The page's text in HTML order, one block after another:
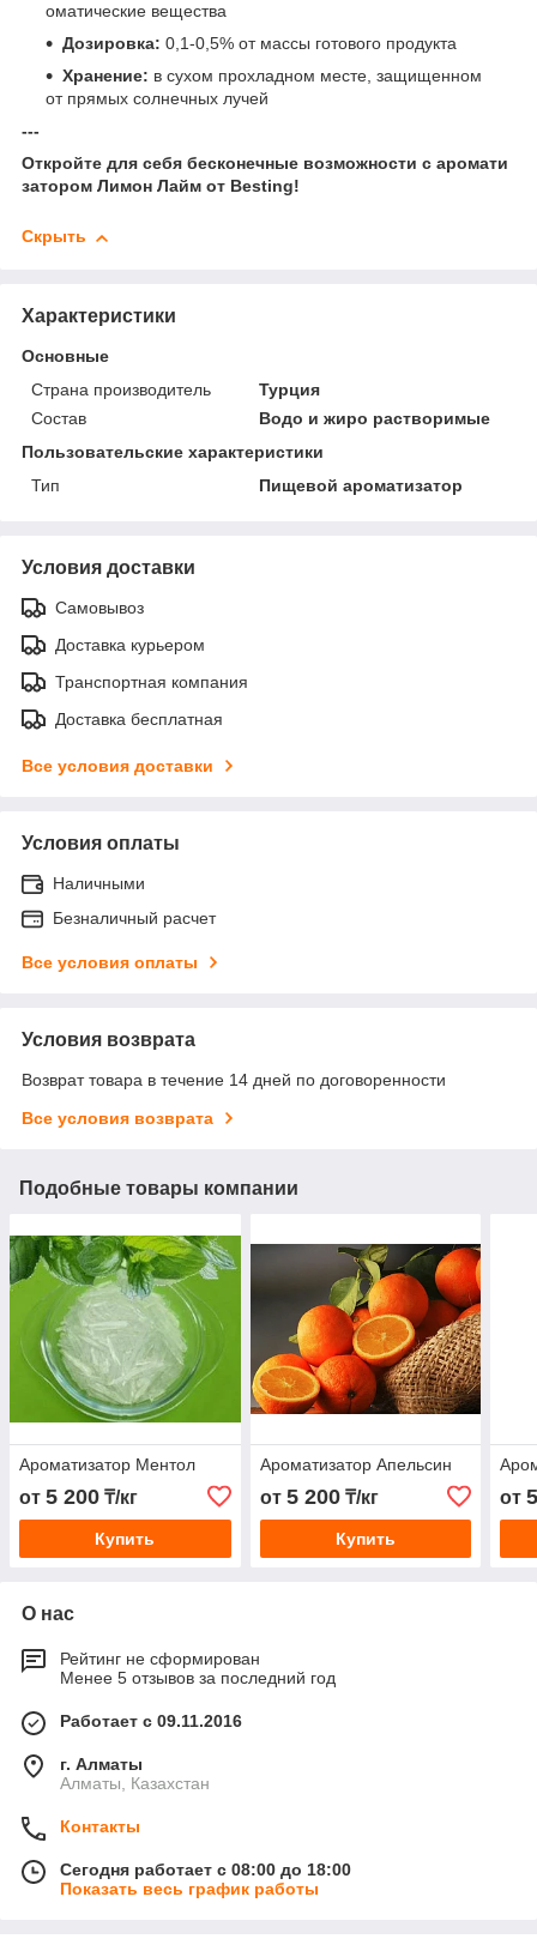
оматические вещества
Дозировка: 0,1-0,5% от массы готового продукта
Хранение: в сухом прохладном месте, защищенном
от прямых солнечных лучей
---
Откройте для себя бесконечные возможности с аромати
затором Лимон Лайм от Besting!
Скрыть
Характеристики
Основные
Страна производитель
Турция
Состав
Водо и жиро растворимые
Пользовательские характеристики
Тип
Пищевой ароматизатор
Условия доставки
Самовывоз
Доставка курьером
Транспортная компания
Доставка бесплатная
Все условия доставки
Условия оплаты
Наличными
Безналичный расчет
Все условия оплаты
Условия возврата
Возврат товара в течение 14 дней по договоренности
Все условия возврата
Подобные товары компании
Ароматизатор Ментол
от 5 200 ₸/кг
Купить
Ароматизатор Апельсин
от 5 200₸/кг
Купить
от
О нас
Рейтинг не сформирован
Менее 5 отзывов за последний год
Работает с 09.11.2016
г. Алматы
Алматы, Казахстан
Контакты
Сегодня работает с 08:00 до 18:00
Показать весь график работы